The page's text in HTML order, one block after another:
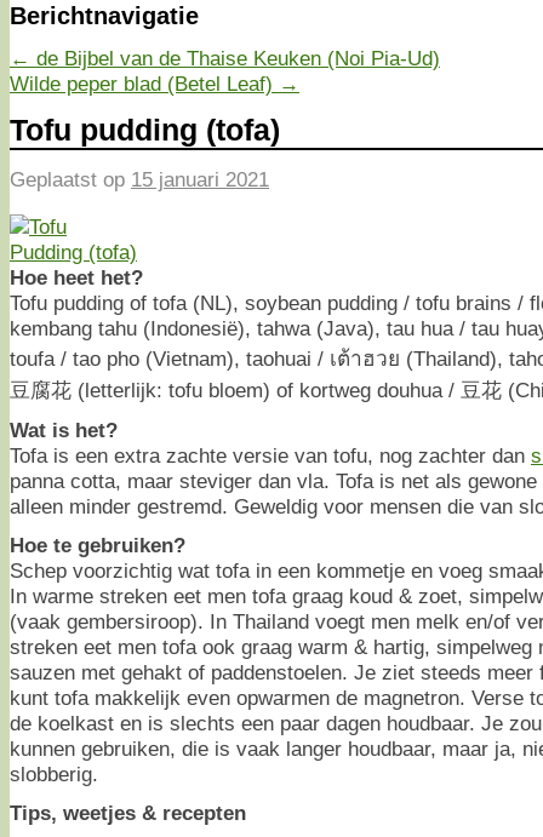
Berichtnavigatie
← de Bijbel van de Thaise Keuken (Noi Pia-Ud)
Wilde peper blad (Betel Leaf) →
Tofu pudding (tofa)
Geplaatst op 15 januari 2021
Hoe heet het?
Tofu pudding of tofa (NL), soybean pudding / tofu brains /
kembang tahu (Indonesië), tahwa (Java), tau hua / tau
toufa / tao pho (Vietnam), taohuai / เต้าฮวย (Thailand),
豆腐花 (letterlijk: tofu bloem) of kortweg douhua / 豆花
Wat is het?
Tofa is een extra zachte versie van tofu, nog zachter dan
panna cotta, maar steviger dan vla. Tofa is net als gewone
alleen minder gestremd. Geweldig voor mensen die van
Hoe te gebruiken?
Schep voorzichtig wat tofa in een kommetje en voeg
In warme streken eet men tofa graag koud & zoet,
(vaak gembersiroop). In Thailand voegt men melk en/of
streken eet men tofa ook graag warm & hartig, simpelweg
sauzen met gehakt of paddenstoelen. Je ziet steeds
kunt tofa makkelijk even opwarmen de magnetron. Verse
de koelkast en is slechts een paar dagen houdbaar. Je
kunnen gebruiken, die is vaak langer houdbaar, maar ja,
slobberig.
Tips, weetjes & recepten